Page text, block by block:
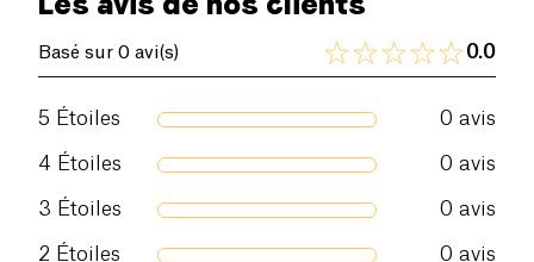
Basé sur 0 avi(s) 0.0
5 Étoiles 0 avis
4 Étoiles 0 avis
3 Étoiles 0 avis
2 Étoiles 0 avis